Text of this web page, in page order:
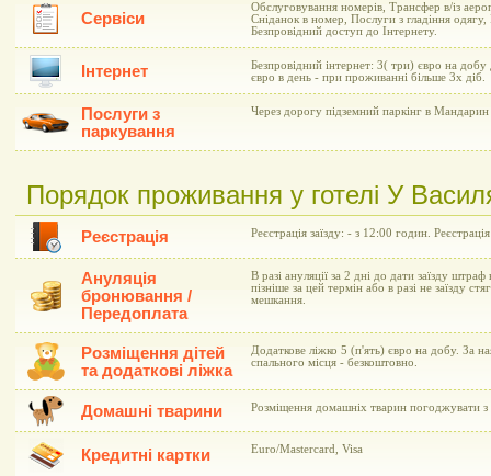
Сервіси
Обслуговування номерів, Трансфер в/із
Сніданок в номер, Послуги з гладіння
Безпровідний доступ до Інтернету.
Інтернет
Безпровідний інтернет: 3( три) євро на
євро в день - при проживанні більше 3х діб.
Послуги з
паркування
Через дорогу підземний паркінг в
Порядок проживання у готелі У
Реєстрація Реєстрація заїзду: - з 12:00 годин.
Ануляція
бронювання /
Передоплата
В разі ануляції за 2 дні до дати заїзду штраф
пізніше за цей термін або в разі не заїзду
мешкання.
Розміщення дітей
та додаткові ліжка
Додаткове ліжко 5 (п'ять) євро на добу. За
спального місця - безкоштовно.
Домашні тварини Розміщення домашніх тварин погоджувати з
Кредитні картки Euro/Mastercard, Visa